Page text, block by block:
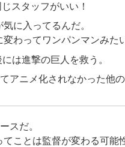
スタッフがいい！
に入ってるんだ。
変わってワンパンマンみた
は進撃の巨人を救う。
アニメ化されなかった他
スだ。
ことは監督が変わる可能